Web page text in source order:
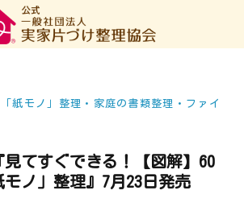
紙モノ」整理・家庭の書類整理・ファイ
見てすぐできる！【図解】60
モノ」整理』7月23日発売